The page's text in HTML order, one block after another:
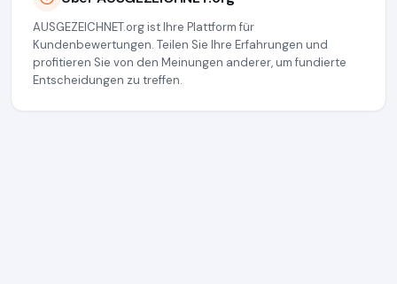
AUSGEZEICHNET.org ist Ihre Plattform für
Kundenbewertungen. Teilen Sie Ihre Erfahrungen und
profitieren Sie von den Meinungen anderer, um fundierte
Entscheidungen zu treffen.